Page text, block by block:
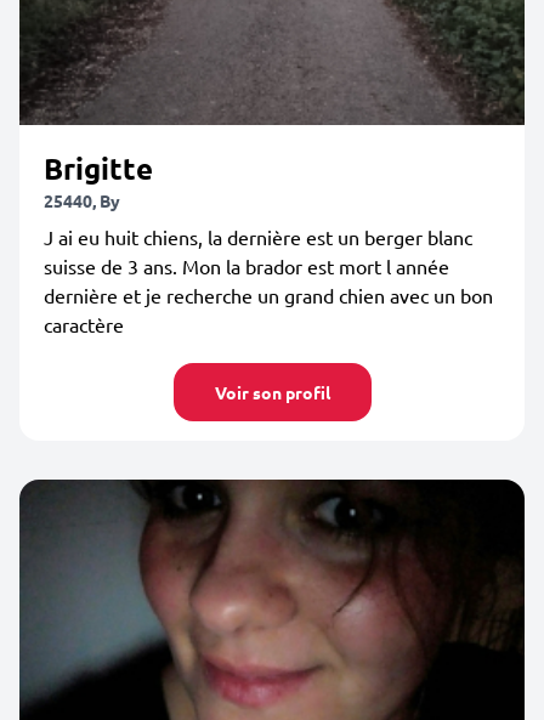
Brigitte
25440, By
J ai eu huit chiens, la dernière est un berger blanc
suisse de 3 ans. Mon la brador est mort l année
dernière et je recherche un grand chien avec un bon
caractère
Voir son profil